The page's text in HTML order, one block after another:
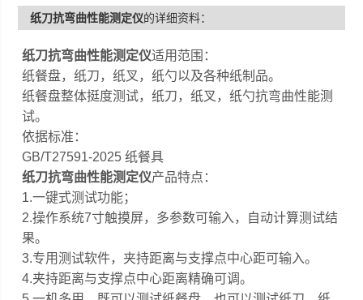
纸刀抗弯曲性能测定仪的详细资料：
纸刀抗弯曲性能测定仪适用范围：
纸餐盘，纸刀，纸叉，纸勺以及各种纸制品。
纸餐盘整体挺度测试，纸刀，纸叉，纸勺抗弯曲性能测
试。
依据标准：
GB/T27591-2025 纸餐具
纸刀抗弯曲性能测定仪产品特点：
1.一键式测试功能；
2.操作系统7寸触摸屏，多参数可输入，自动计算测试结
果。
3.专用测试软件，夹持距离与支撑点中心距可输入。
4.夹持距离与支撑点中心距离精确可调。